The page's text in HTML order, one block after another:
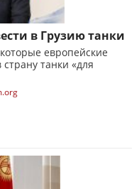
в Грузию танки
европейские
танки «для